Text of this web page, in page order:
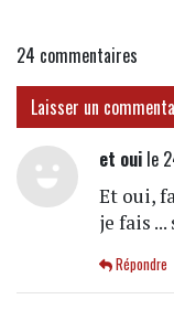
24 commentaires
Laisser un
et ouile
Et oui,
je fais
Répondre